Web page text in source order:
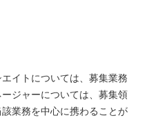
イトについては、募集業務
ジャーについては、募集領
業務を中心に携わることが